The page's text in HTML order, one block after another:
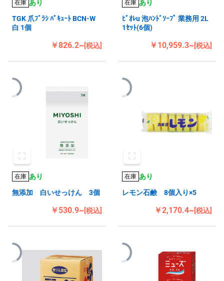
在庫 あり
TGK 爪ﾌﾞﾗｼ ﾊﾞｷｭｰﾄ BCN-W
白 1個
￥826.2~[税込]
在庫 あり
ﾋﾞｵﾚu 泡ﾊﾝﾄﾞｿｰﾌﾟ 業務用 2L
1ｾｯﾄ(6個)
￥10,959.3~[税込]
在庫 あり
無添加 白いせっけん 3個
￥530.9~[税込]
在庫 あり
レモン石鹸 8個入り×5
￥2,170.4~[税込]